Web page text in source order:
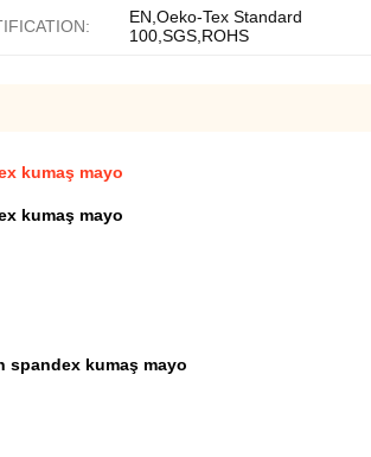
EN,Oeko-Tex Standard
100,SGS,ROHS
kumaş mayo
kumaş mayo
spandex kumaş mayo